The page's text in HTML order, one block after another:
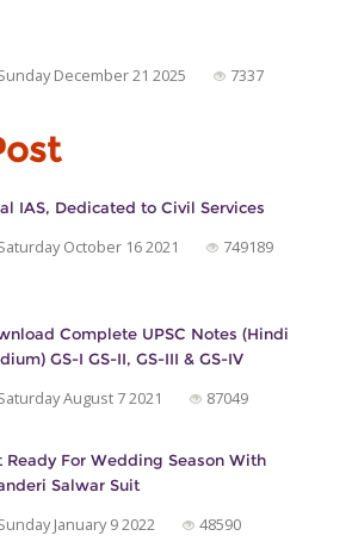
December 21 2025 7337
IAS, Dedicated to Civil Services
October 16 2021 749189
Complete UPSC Notes (Hindi
GS-I GS-II, GS-III & GS-IV
August 7 2021 87049
Ready For Wedding Season With
Salwar Suit
January 9 2022 48590